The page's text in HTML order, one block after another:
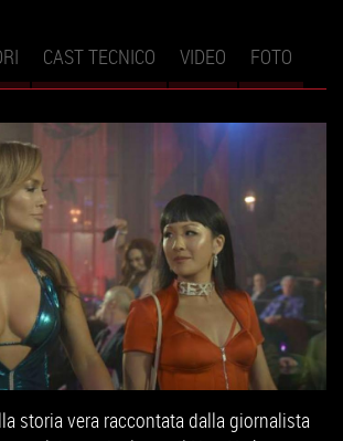
CAST TECNICO VIDEO FOTO
storia vera raccontata dalla giornalista